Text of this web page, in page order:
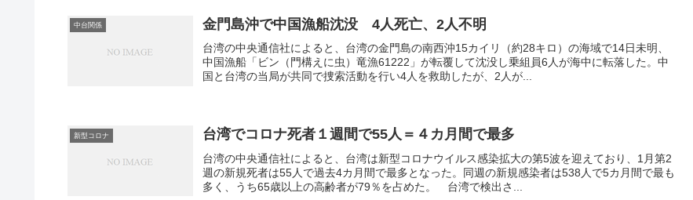
中台関係 金門島沖で中国漁船沈没 4人死亡、2人不明
台湾の中央通信社によると、台湾の金門島の南西沖15カイリ（約28キロ）の海域で14日未明、
中国漁船「ビン（門構えに虫）竜漁61222」が転覆して沈没し乗組員6人が海中に転落した。中
国と台湾の当局が共同で捜索活動を行い4人を救助したが、2人が...
新型コロナ 台湾でコロナ死者１週間で55人＝４カ月間で最多
台湾の中央通信社によると、台湾は新型コロナウイルス感染拡大の第5波を迎えており、1月第2
週の新規死者は55人で過去4カ月間で最多となった。同週の新規感染者は538人で5カ月間で最も
多く、うち65歳以上の高齢者が79％を占めた。 台湾で検出さ...